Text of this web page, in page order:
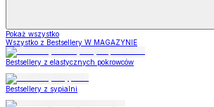
Pokaż wszystko
Wszystko z Bestsellery W MAGAZYNIE
Bestsellery z elastycznych pokrowców
Bestsellery z sypialni